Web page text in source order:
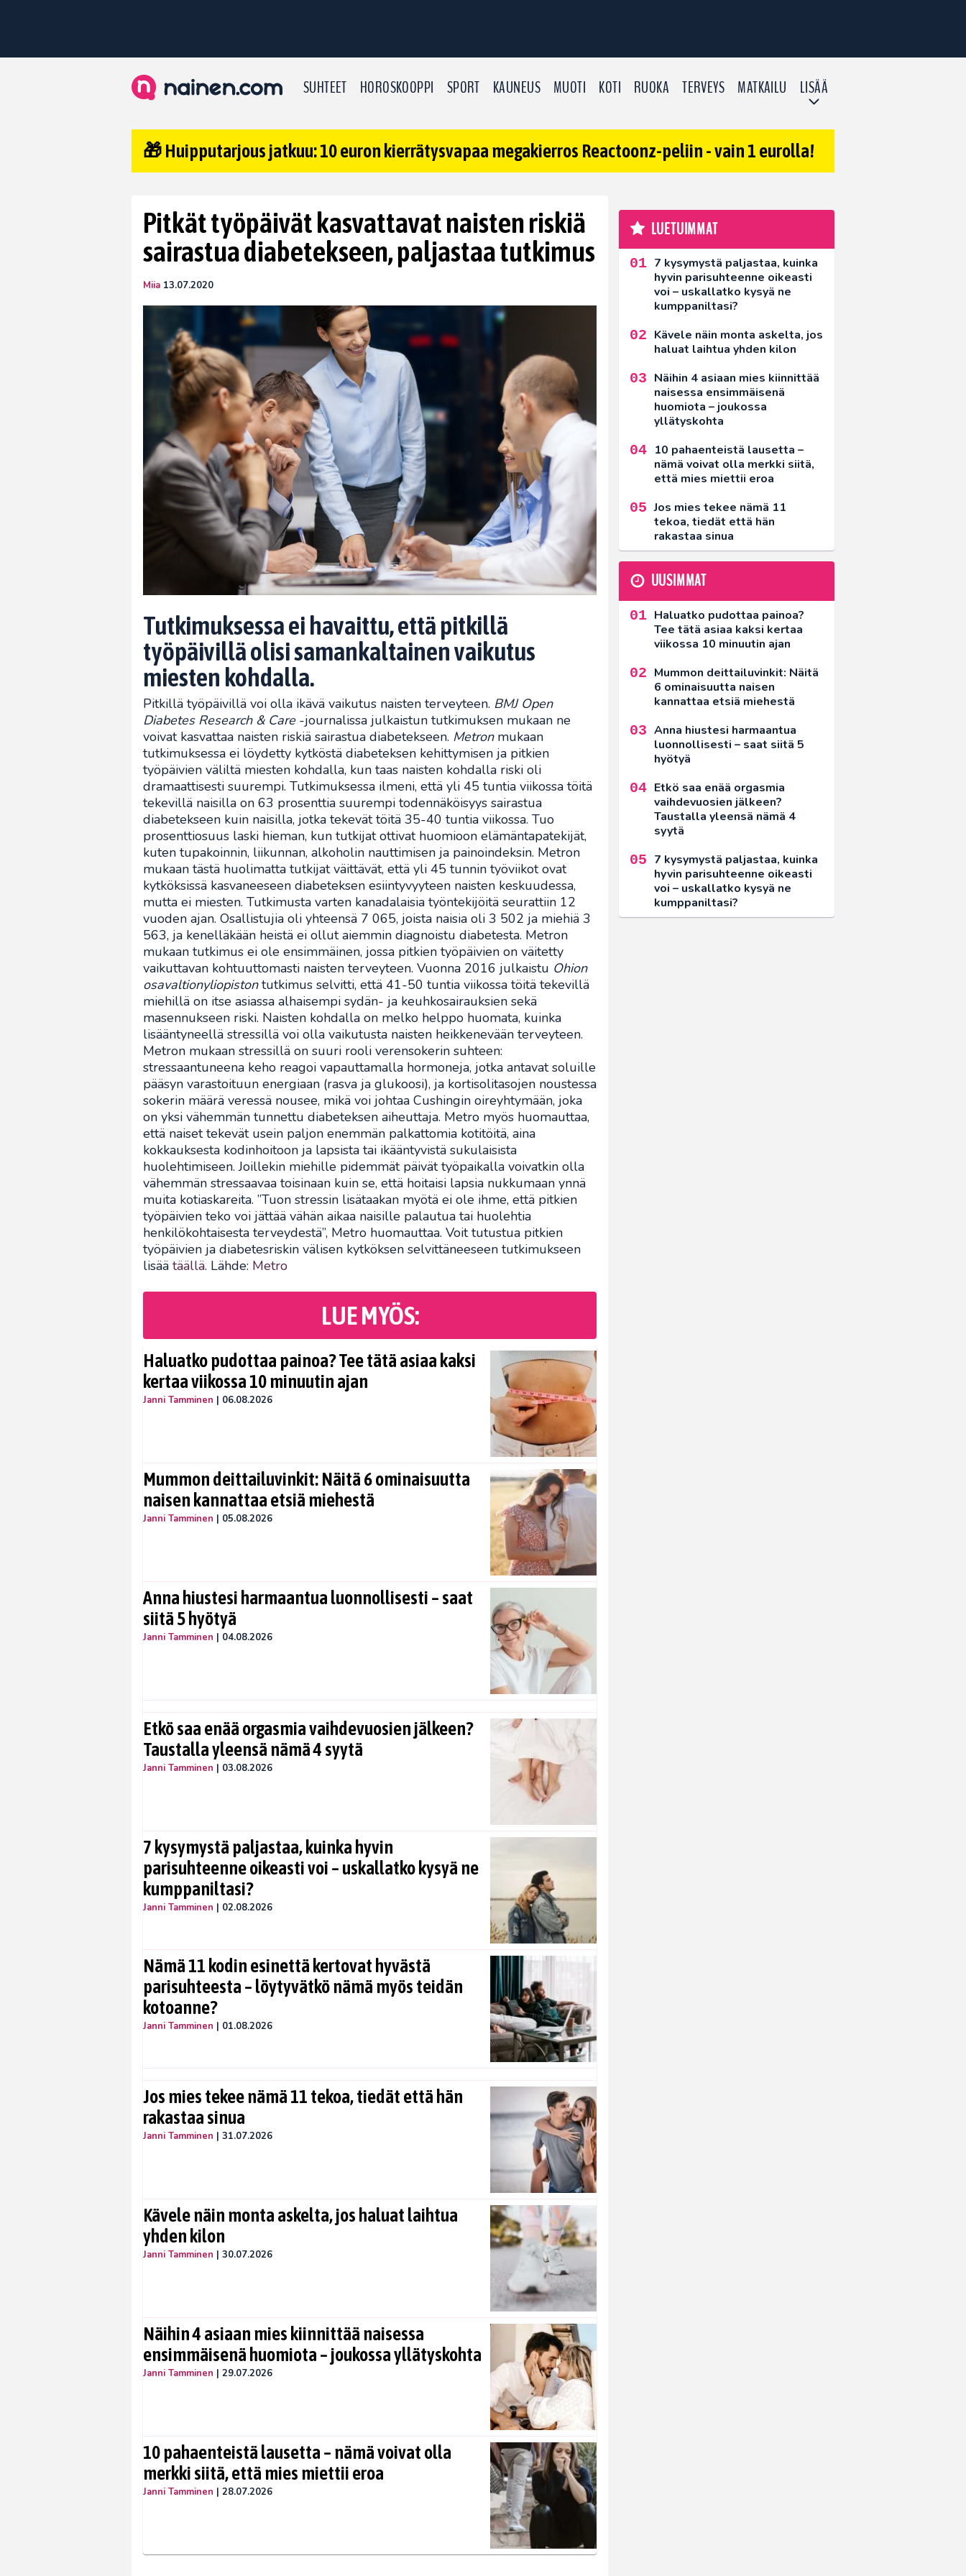
SUHTEET HOROSKOOPPI SPORT KAUNEUS MUOTI KOTI RUOKA TERVEYS MATKAILU LISÄÄ
🎁 Huipputarjous jatkuu: 10 euron kierrätysvapaa megakierros Reactoonz-peliin - vain 1 eurolla!
Pitkät työpäivät kasvattavat naisten riskiä
sairastua diabetekseen, paljastaa tutkimus
Miia 13.07.2020
Tutkimuksessa ei havaittu, että pitkillä
työpäivillä olisi samankaltainen vaikutus
miesten kohdalla.
Pitkillä työpäivillä voi olla ikävä vaikutus naisten terveyteen. BMJ Open
Diabetes Research & Care-journalissa julkaistun tutkimuksen mukaan ne
voivat kasvattaa naisten riskiä sairastua diabetekseen. Metronmukaan
tutkimuksessa ei löydetty kytköstä diabeteksen kehittymisen ja pitkien
työpäivien väliltä miesten kohdalla, kun taas naisten kohdalla riski oli
dramaattisesti suurempi. Tutkimuksessa ilmeni, että yli 45 tuntia viikossa töitä
tekevillä naisilla on 63 prosenttia suurempi todennäköisyys sairastua
diabetekseen kuin naisilla, jotka tekevät töitä 35-40 tuntia viikossa. Tuo
prosenttiosuus laski hieman, kun tutkijat ottivat huomioon elämäntapatekijät,
kuten tupakoinnin, liikunnan, alkoholin nauttimisen ja painoindeksin. Metron
mukaan tästä huolimatta tutkijat väittävät, että yli 45 tunnin työviikot ovat
kytköksissä kasvaneeseen diabeteksen esiintyvyyteen naisten keskuudessa,
mutta ei miesten. Tutkimusta varten kanadalaisia työntekijöitä seurattiin 12
vuoden ajan. Osallistujia oli yhteensä 7 065, joista naisia oli 3 502 ja miehiä 3
563, ja kenelläkään heistä ei ollut aiemmin diagnoistu diabetesta. Metron
mukaan tutkimus ei ole ensimmäinen, jossa pitkien työpäivien on väitetty
vaikuttavan kohtuuttomasti naisten terveyteen. Vuonna 2016 julkaistu Ohion
osavaltionyliopistontutkimus selvitti, että 41-50 tuntia viikossa töitä tekevillä
miehillä on itse asiassa alhaisempi sydän- ja keuhkosairauksien sekä
masennukseen riski. Naisten kohdalla on melko helppo huomata, kuinka
lisääntyneellä stressillä voi olla vaikutusta naisten heikkenevään terveyteen.
Metron mukaan stressillä on suuri rooli verensokerin suhteen:
stressaantuneena keho reagoi vapauttamalla hormoneja, jotka antavat soluille
pääsyn varastoituun energiaan (rasva ja glukoosi), ja kortisolitasojen noustessa
sokerin määrä veressä nousee, mikä voi johtaa Cushingin oireyhtymään, joka
on yksi vähemmän tunnettu diabeteksen aiheuttaja. Metro myös huomauttaa,
että naiset tekevät usein paljon enemmän palkattomia kotitöitä, aina
kokkauksesta kodinhoitoon ja lapsista tai ikääntyvistä sukulaisista
huolehtimiseen. Joillekin miehille pidemmät päivät työpaikalla voivatkin olla
vähemmän stressaavaa toisinaan kuin se, että hoitaisi lapsia nukkumaan ynnä
muita kotiaskareita. ”Tuon stressin lisätaakan myötä ei ole ihme, että pitkien
työpäivien teko voi jättää vähän aikaa naisille palautua tai huolehtia
henkilökohtaisesta terveydestä”, Metro huomauttaa. Voit tutustua pitkien
työpäivien ja diabetesriskin välisen kytköksen selvittäneeseen tutkimukseen
lisää täällä. Lähde: Metro
LUE MYÖS:
Haluatko pudottaa painoa? Tee tätä asiaa kaksi
kertaa viikossa 10 minuutin ajan
Janni Tamminen | 06.08.2026
Mummon deittailuvinkit: Näitä 6 ominaisuutta
naisen kannattaa etsiä miehestä
Janni Tamminen | 05.08.2026
Anna hiustesi harmaantua luonnollisesti – saat
siitä 5 hyötyä
Janni Tamminen | 04.08.2026
Etkö saa enää orgasmia vaihdevuosien jälkeen?
Taustalla yleensä nämä 4 syytä
Janni Tamminen | 03.08.2026
7 kysymystä paljastaa, kuinka hyvin
parisuhteenne oikeasti voi – uskallatko kysyä ne
kumppaniltasi?
Janni Tamminen | 02.08.2026
Nämä 11 kodin esinettä kertovat hyvästä
parisuhteesta – löytyvätkö nämä myös teidän
kotoanne?
Janni Tamminen | 01.08.2026
Jos mies tekee nämä 11 tekoa, tiedät että hän
rakastaa sinua
Janni Tamminen | 31.07.2026
Kävele näin monta askelta, jos haluat laihtua
yhden kilon
Janni Tamminen | 30.07.2026
Näihin 4 asiaan mies kiinnittää naisessa
ensimmäisenä huomiota – joukossa yllätyskohta
Janni Tamminen | 29.07.2026
10 pahaenteistä lausetta – nämä voivat olla
merkki siitä, että mies miettii eroa
Janni Tamminen | 28.07.2026
LUETUIMMAT
7 kysymystä paljastaa, kuinka
hyvin parisuhteenne oikeasti
voi – uskallatko kysyä ne
kumppaniltasi?
Kävele näin monta askelta, jos
haluat laihtua yhden kilon
Näihin 4 asiaan mies kiinnittää
naisessa ensimmäisenä
huomiota – joukossa
yllätyskohta
10 pahaenteistä lausetta –
nämä voivat olla merkki siitä,
että mies miettii eroa
Jos mies tekee nämä 11
tekoa, tiedät että hän
rakastaa sinua
UUSIMMAT
Haluatko pudottaa painoa?
Tee tätä asiaa kaksi kertaa
viikossa 10 minuutin ajan
Mummon deittailuvinkit: Näitä
6 ominaisuutta naisen
kannattaa etsiä miehestä
Anna hiustesi harmaantua
luonnollisesti – saat siitä 5
hyötyä
Etkö saa enää orgasmia
vaihdevuosien jälkeen?
Taustalla yleensä nämä 4
syytä
7 kysymystä paljastaa, kuinka
hyvin parisuhteenne oikeasti
voi – uskallatko kysyä ne
kumppaniltasi?